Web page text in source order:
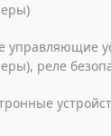
управляющие
реле